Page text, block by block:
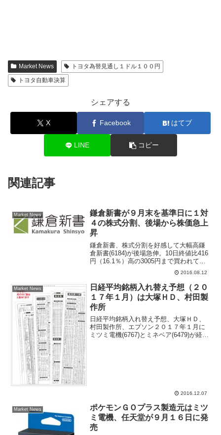
Market News
トヨタ為替見通し１ドル１００円
トヨタ自動車決算
シェアする
X Facebook はてブ
LINE コピー
関連記事
Market News
鎌倉新書が９月末を基準日に１対
４の株式分割、後場から株価急上
昇
鎌倉新書、株式分割を好感して大幅高鎌
倉新書(6184)が後場急伸。10日終値比416
円（16.1％）高の3005円まで買われてい
る。きょうの正午に、９月30日を基準
日、10月１日を効力発生日として、現在
の１株を４株に分割すると発表した。投
資...
2016.08.12
Market News
日経平均銘柄入れ替え予想（２０
１７年１月）は大塚ＨＤ、村田製
作所
日経平均銘柄入れ替え予想、大塚ＨＤ、
村田製作所、エプソン２０１７年１月に
ミツミ電機(6767)とミネベア(6479)が経営
2016.12.07
Market News
ポケモンＧＯプラス製造元はミツ
ミ電機、任天堂が９月１６日に発
売